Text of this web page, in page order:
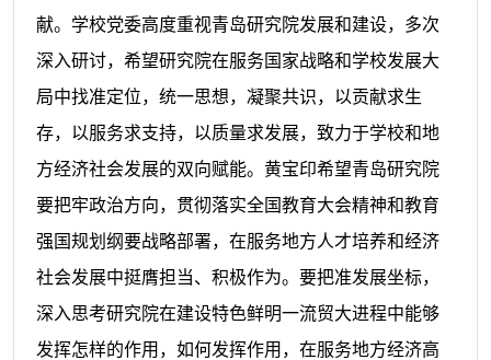
献。学校党委高度重视青岛研究院发展和建设，多次
深入研讨，希望研究院在服务国家战略和学校发展大
局中找准定位，统一思想，凝聚共识，以贡献求生
存，以服务求支持，以质量求发展，致力于学校和地
方经济社会发展的双向赋能。黄宝印希望青岛研究院
要把牢政治方向，贯彻落实全国教育大会精神和教育
强国规划纲要战略部署，在服务地方人才培养和经济
社会发展中挺膺担当、积极作为。要把准发展坐标，
深入思考研究院在建设特色鲜明一流贸大进程中能够
发挥怎样的作用，如何发挥作用，在服务地方经济高